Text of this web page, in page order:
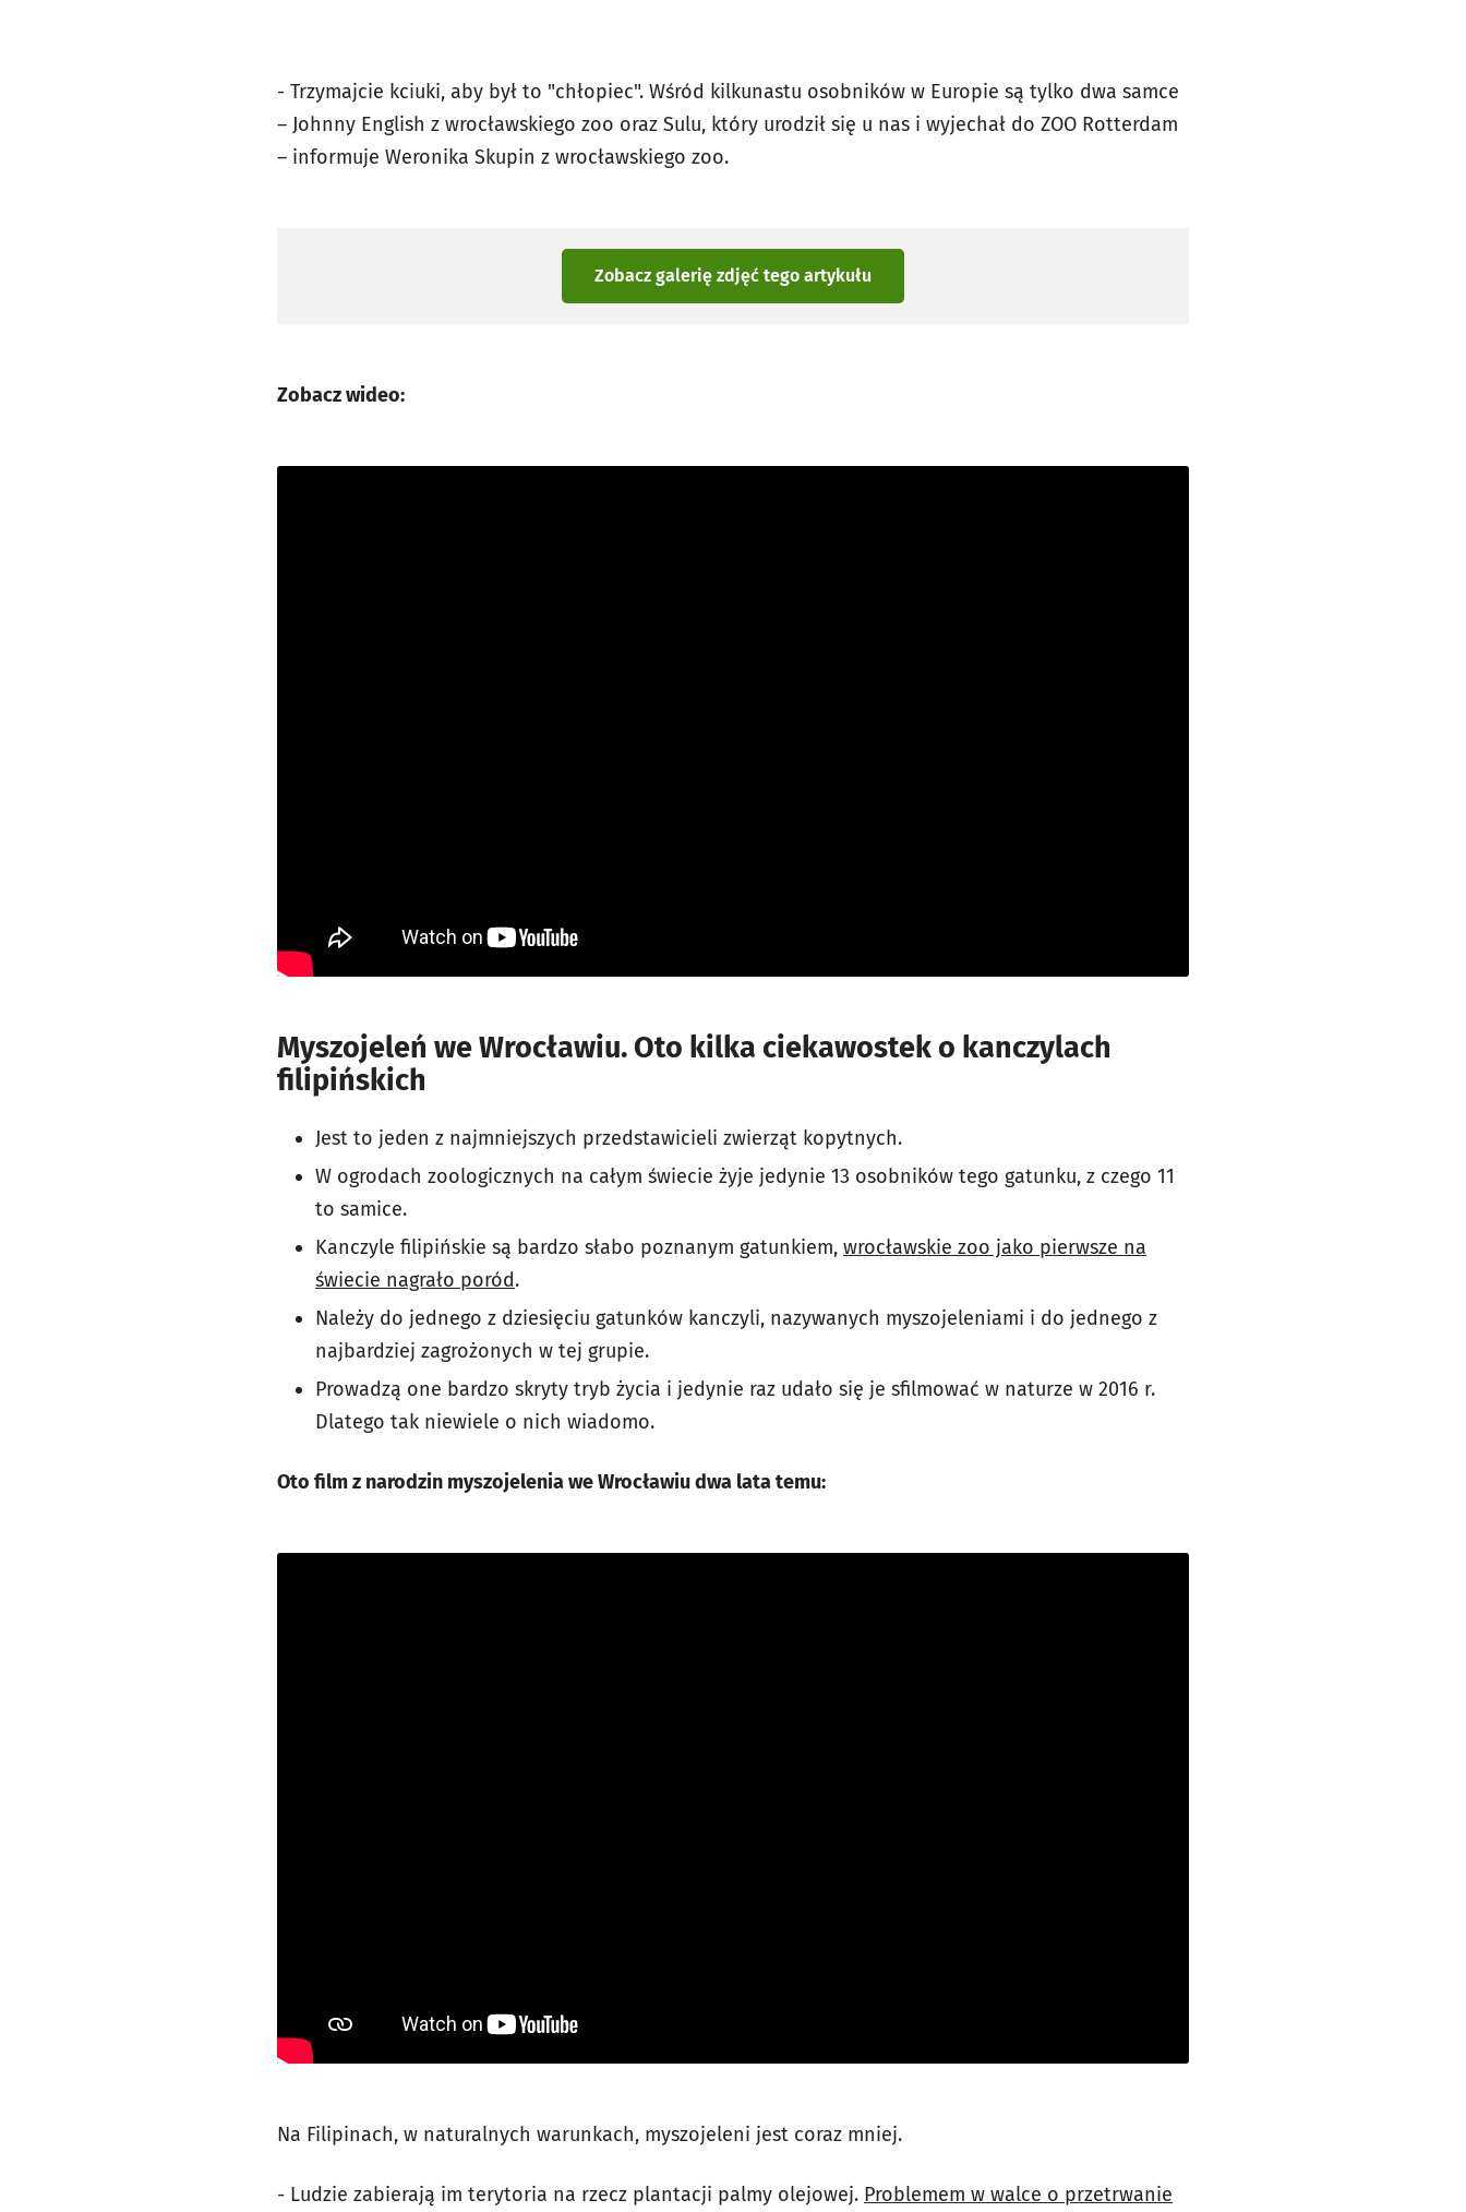
- Trzymajcie kciuki, aby był to "chłopiec". Wśród kilkunastu osobników w Europie są tylko dwa samce
– Johnny English z wrocławskiego zoo oraz Sulu, który urodził się u nas i wyjechał do ZOO Rotterdam
– informuje Weronika Skupin z wrocławskiego zoo.
Zobacz galerię zdjęć tego artykułu
Zobacz wideo:
Myszojeleń we Wrocławiu. Oto kilka ciekawostek o kanczylach
filipińskich
Jest to jeden z najmniejszych przedstawicieli zwierząt kopytnych.
W ogrodach zoologicznych na całym świecie żyje jedynie 13 osobników tego gatunku, z czego 11
to samice.
Kanczyle filipińskie są bardzo słabo poznanym gatunkiem, wrocławskie zoo jako pierwsze na
świecie nagrało poród.
Należy do jednego z dziesięciu gatunków kanczyli, nazywanych myszojeleniami i do jednego z
najbardziej zagrożonych w tej grupie.
Prowadzą one bardzo skryty tryb życia i jedynie raz udało się je sfilmować w naturze w 2016 r.
Dlatego tak niewiele o nich wiadomo.
Oto film z narodzin myszojelenia we Wrocławiu dwa lata temu:
Na Filipinach, w naturalnych warunkach, myszojeleni jest coraz mniej.
- Ludzie zabierają im terytoria na rzecz plantacji palmy olejowej. Problemem w walce o przetrwanie